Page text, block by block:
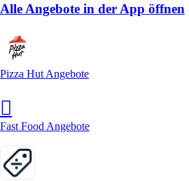
Alle Angebote in der App öffnen
Pizza Hut Angebote
Fast Food Angebote